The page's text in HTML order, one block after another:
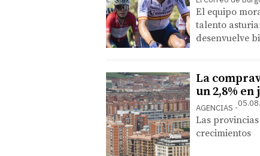
El equipo
talento
desenvuelve
La
un 2,8% en
AGENCIAS
Las
crecimientos